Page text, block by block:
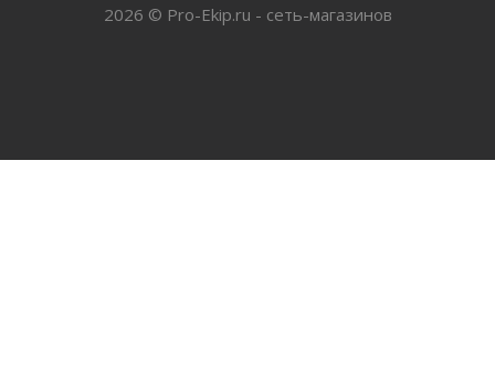
2026 © Pro-Ekip.ru - сеть-магазинов